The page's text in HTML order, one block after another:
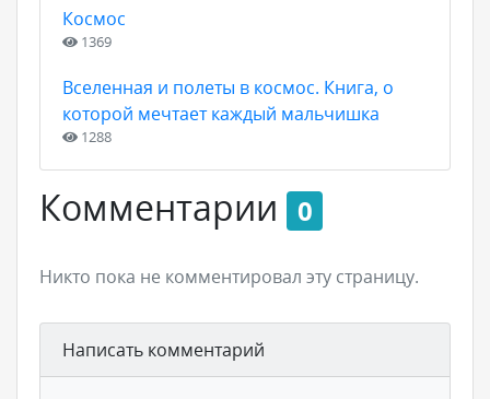
Космос
1369
Вселенная и полеты в космос. Книга, о
которой мечтает каждый мальчишка
1288
Комментарии 0
Никто пока не комментировал эту страницу.
Написать комментарий